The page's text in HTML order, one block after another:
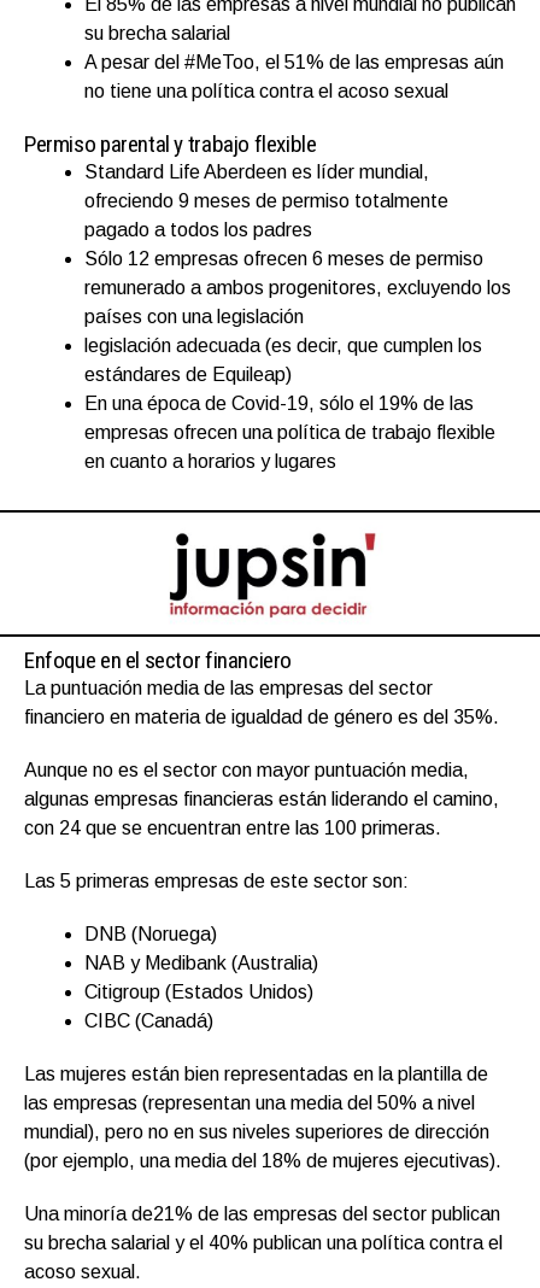
El 85% de las empresas a nivel mundial no publican
su brecha salarial
A pesar del #MeToo, el 51% de las empresas aún
no tiene una política contra el acoso sexual
Permiso parental y trabajo flexible
Standard Life Aberdeen es líder mundial,
ofreciendo 9 meses de permiso totalmente
pagado a todos los padres
Sólo 12 empresas ofrecen 6 meses de permiso
remunerado a ambos progenitores, excluyendo los
países con una legislación
legislación adecuada (es decir, que cumplen los
estándares de Equileap)
En una época de Covid-19, sólo el 19% de las
empresas ofrecen una política de trabajo flexible
en cuanto a horarios y lugares
Enfoque en el sector financiero
La puntuación media de las empresas del sector
financiero en materia de igualdad de género es del 35%.
Aunque no es el sector con mayor puntuación media,
algunas empresas financieras están liderando el camino,
con 24 que se encuentran entre las 100 primeras.
Las 5 primeras empresas de este sector son:
DNB (Noruega)
NAB y Medibank (Australia)
Citigroup (Estados Unidos)
CIBC (Canadá)
Las mujeres están bien representadas en la plantilla de
las empresas (representan una media del 50% a nivel
mundial), pero no en sus niveles superiores de dirección
(por ejemplo, una media del 18% de mujeres ejecutivas).
Una minoría de21% de las empresas del sector publican
su brecha salarial y el 40% publican una política contra el
acoso sexual.